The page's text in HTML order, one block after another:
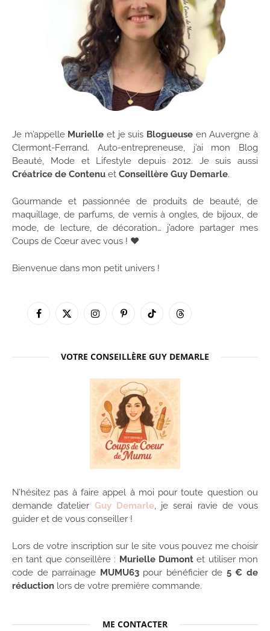
Je m’appelle Murielle et je suis Blogueuse en Auvergne à
Clermont-Ferrand. Auto-entrepreneuse, j’ai mon Blog
Beauté, Mode et Lifestyle depuis 2012. Je suis aussi
Créatrice de Contenu et Conseillère Guy Demarle.
Gourmande et passionnée de produits de beauté, de
maquillage, de parfums, de vernis à ongles, de bijoux, de
mode, de lecture, de décoration… j’adore partager mes
Coups de Cœur avec vous ! ♥
Bienvenue dans mon petit univers !
Facebook
X
InstagramPinterestTikTok Threads
VOTRE CONSEILLÈRE GUY DEMARLE
N’hésitez pas à faire appel à moi pour toute question ou
demande d’atelier Guy Demarle, je serai ravie de vous
guider et de vous conseiller !
Lors de votre inscription sur le site vous pouvez me choisir
en tant que conseillère : Murielle Dumont et utiliser mon
code de parrainage MUMU63pour bénéficier de 5 € de
réduction lors de votre première commande.
ME CONTACTER